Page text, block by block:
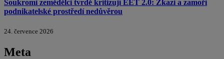
Soukromí zemědělci tvrdě kritizují EET 2.0: Zkazí a zamoří
podnikatelské prostředí nedůvěrou
24. července 2026
Meta